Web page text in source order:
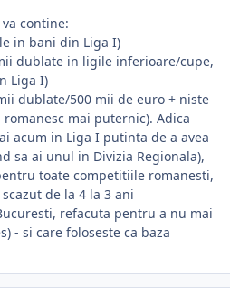
contine:
in bani din Liga I)
dublate in ligile inferioare/cupe,
Liga I)
dublate/500 mii de euro + niste
mai puternic). Adica
acum in Liga I putinta de a avea
sa ai unul in Divizia Regionala),
toate competitiile romanesti,
de la 4 la 3 ani
refacuta pentru a nu mai
- si care foloseste ca baza